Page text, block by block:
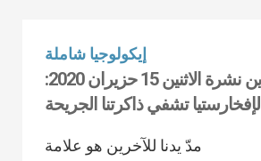
إيكولوجيا شاملة
عناوين نشرة الاثنين 15 حزيران 2020:
الإفخارستيا تشفي ذاكرتنا الجريحة
مدّ يدنا للآخرين هو علامة